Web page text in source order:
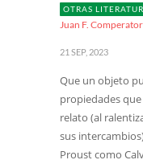
OTRAS
Juan F.
21 SEP, 2023
Que un objeto
propiedades
relato (al
sus
Proust como